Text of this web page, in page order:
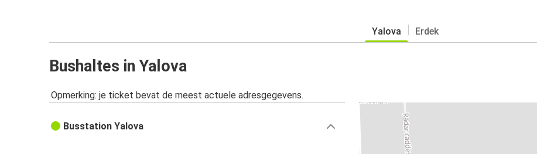
Yalova Erdek
Bushaltes in Yalova
Opmerking: je ticket bevat de meest actuele adresgegevens.
Busstation Yalova